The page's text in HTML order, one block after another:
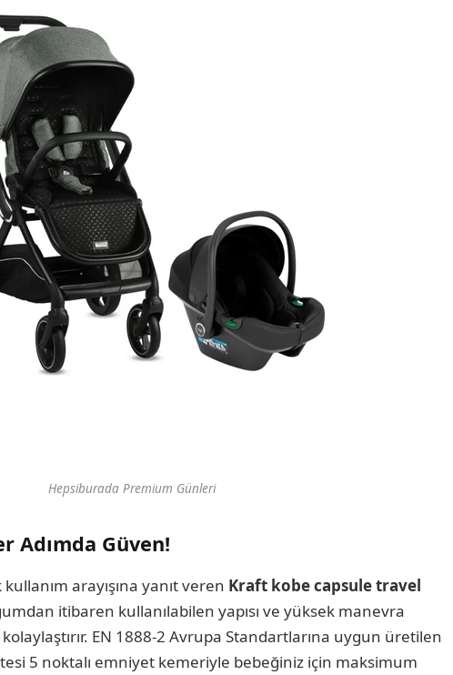
Hepsiburada Premium Günleri
Adımda Güven!
arayışına yanıt veren Kraft kobe capsule travel
itibaren kullanılabilen yapısı ve yüksek manevra
EN 1888-2 Avrupa Standartlarına uygun üretilen
5 noktalı emniyet kemeriyle bebeğiniz için maksimum